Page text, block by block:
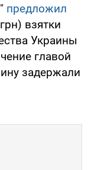
предложил
взятки
Украины
главой
задержали